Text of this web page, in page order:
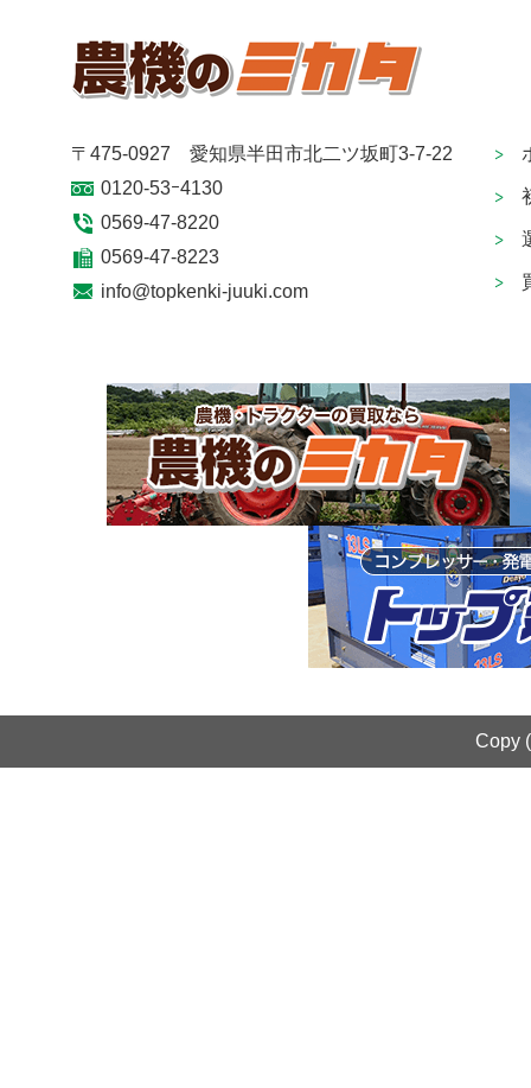
・情報開示について、お客様の同意があった場合。
・法令に基づく場合
・弊社がお客様に提供するサービスを遂行するために、あら
5. 個人情報の管理
取得した個人情報は、管理責任者が厳重に管理・監督します
6. 個人情報の修正・削除と閲覧について
7. 法令遵守について
個人情報の管理については、定められた法令を遵守してまい
個人情報管理責任者
株式会社丸総グループ 代表取締役 細川凌太郎
所在地：〒475-0843 愛知県半田市中島町26-1
〒475-0927 愛知県半田市北二ツ坂町3-7-22
0120-53ｰ4130
0569-47-8220
0569-47-8223
info@topkenki-juuki.com
Copy